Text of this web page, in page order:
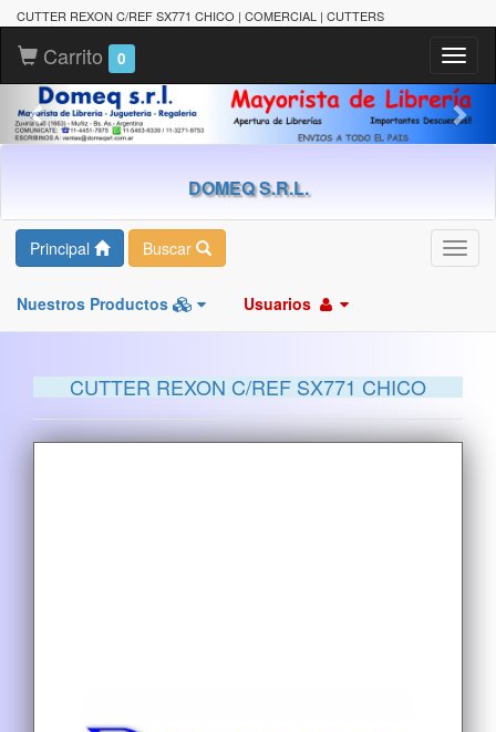
CUTTER REXON C/REF SX771 CHICO | COMERCIAL | CUTTERS
Carrito 0
DOMEQ S.R.L.
Principal Buscar
Nuestros Productos Usuarios
CUTTER REXON C/REF SX771 CHICO